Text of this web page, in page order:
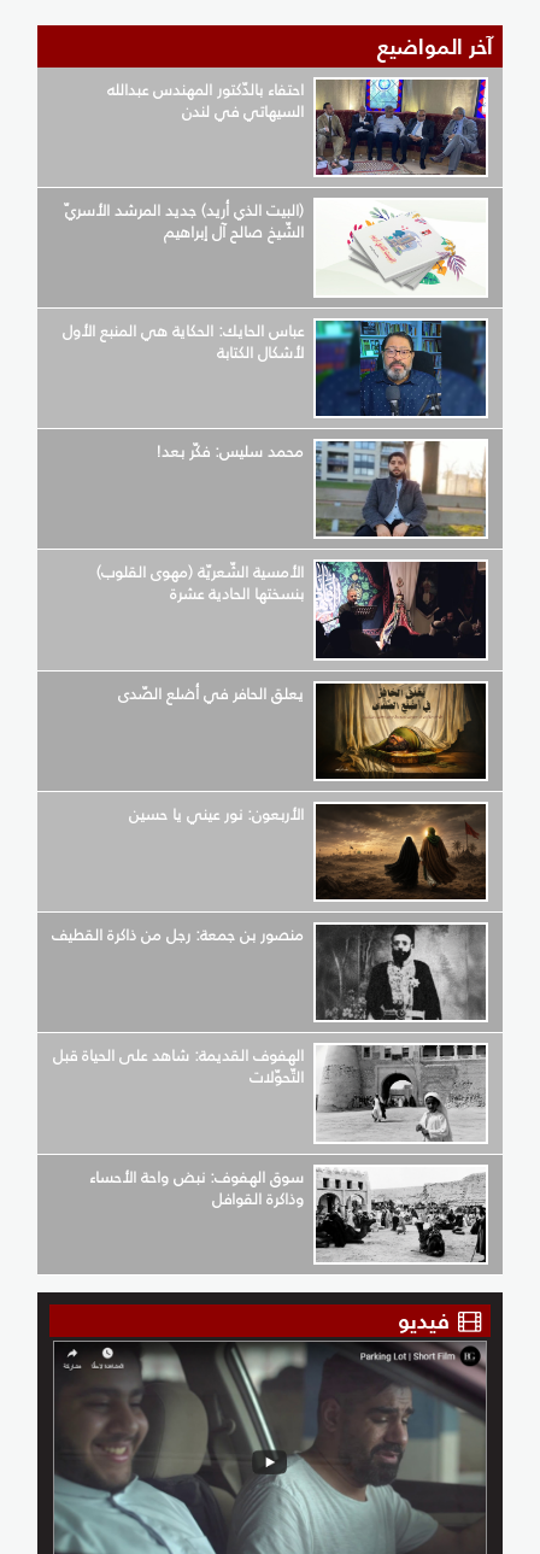
آخر المواضيع
احتفاء بالدّكتور المهندس عبدالله
السيهاتي في لندن
(البيت الذي أريد) جديد المرشد الأسريّ
الشّيخ صالح آل إبراهيم
عباس الحايك: الحكاية هي المنبع الأول
لأشكال الكتابة
محمد سليس: فكّر بعد!
الأمسية الشّعريّة (مهوى القلوب)
بنسختها الحادية عشرة
يعلق الحافر في أضلع الصّدى
الأربعون: نور عيني يا حسين
منصور بن جمعة: رجل من ذاكرة القطيف
الهفوف القديمة: شاهد على الحياة قبل
التّحوّلات
سوق الهفوف: نبض واحة الأحساء
وذاكرة القوافل
فيديو